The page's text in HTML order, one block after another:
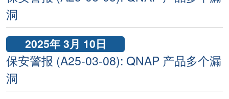
洞
2025年 3月 10日
保安警报 (A25-03-08): QNAP 产品多个漏
洞